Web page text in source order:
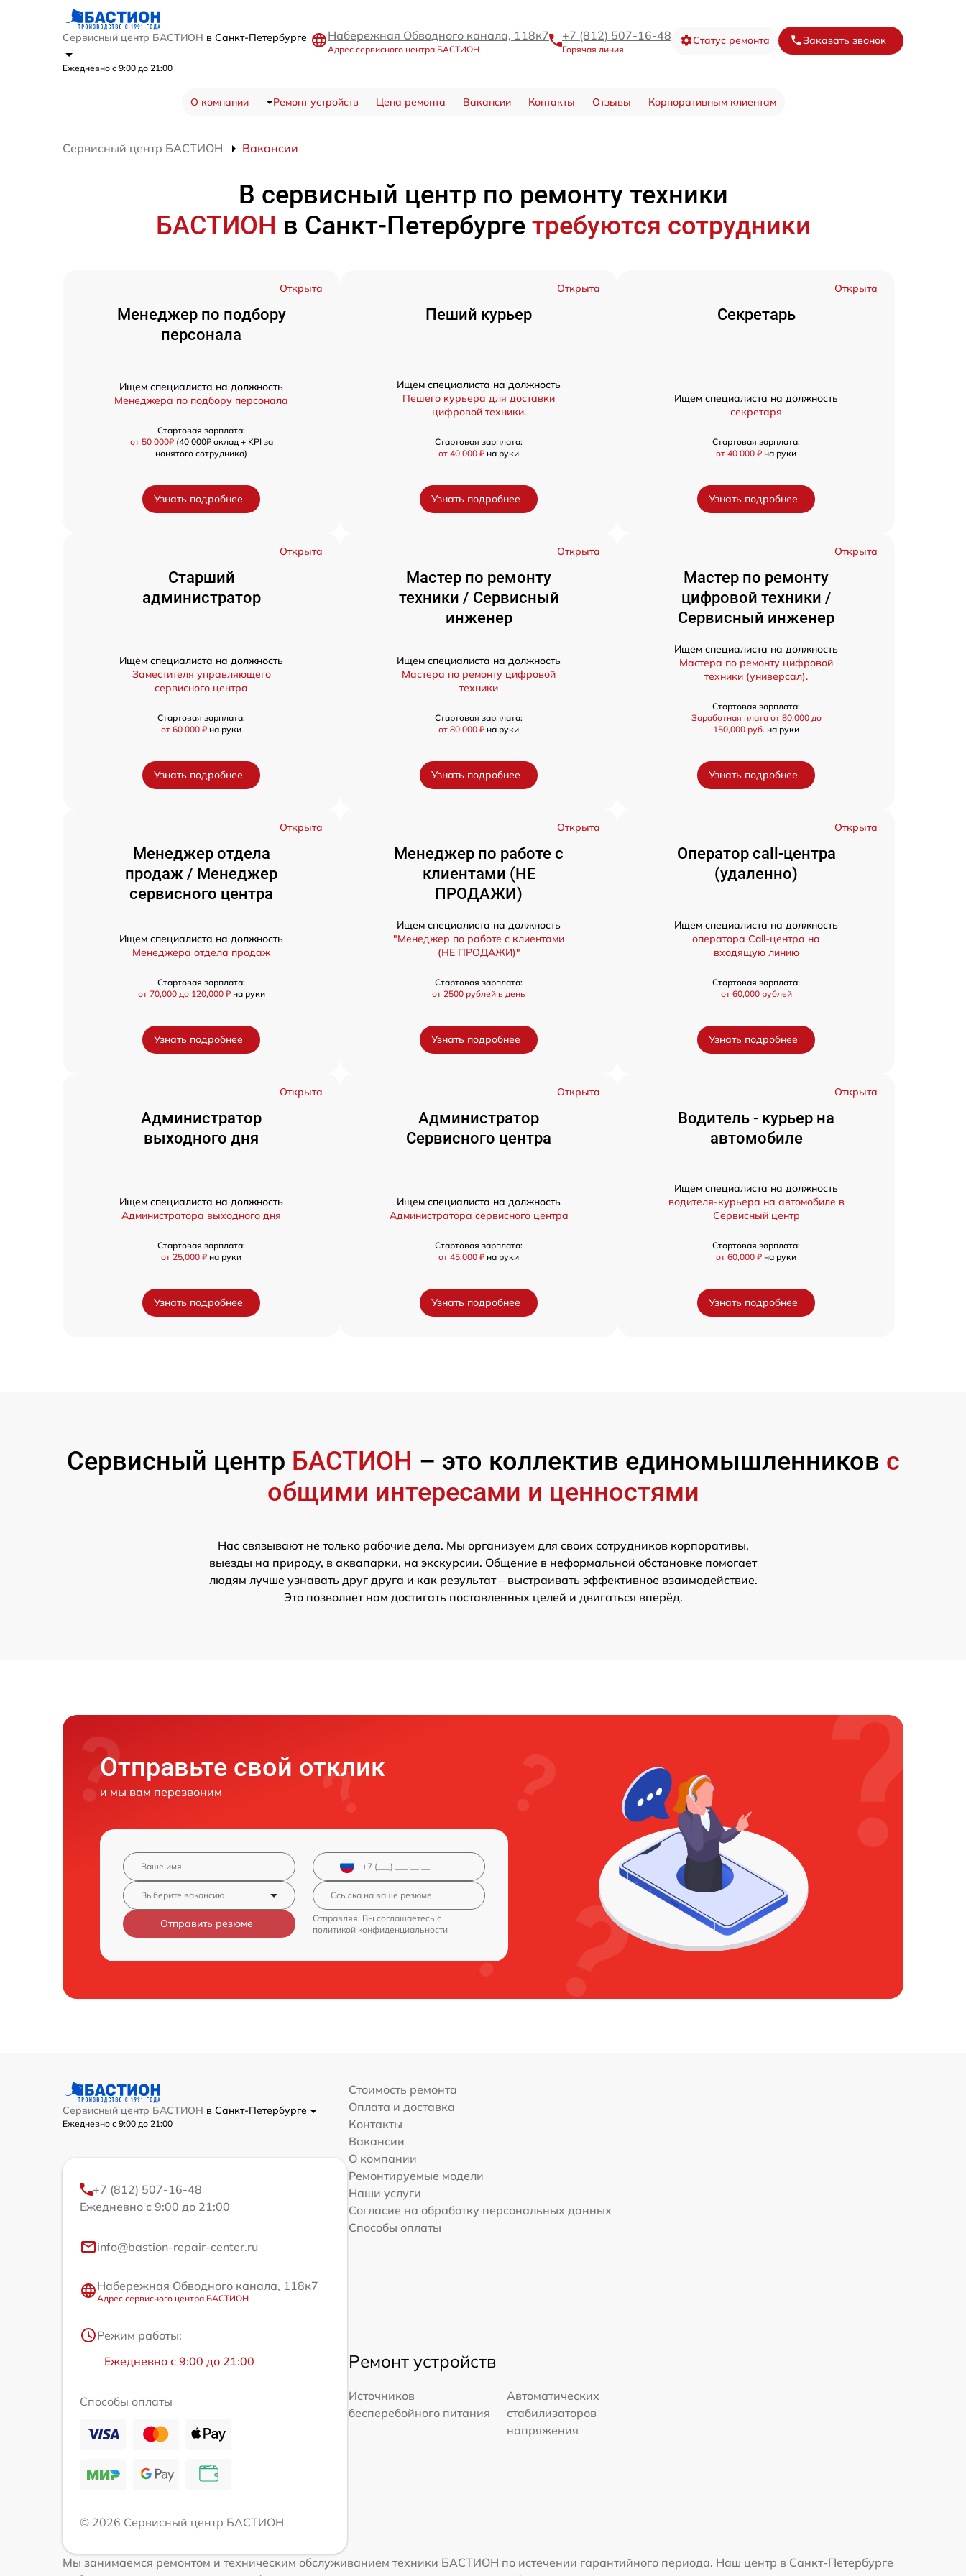
Сервисный центр БАСТИОН в Санкт-Петербурге
Ежедневно с 9:00 до 21:00
Набережная Обводного канала, 118к7
Адрес сервисного центра БАСТИОН
+7 (812) 507-16-48
Горячая линия
Статус ремонта Заказать звонок
О компании Ремонт устройств Цена ремонта Вакансии Контакты Отзывы Корпоративным клиентам
Сервисный центр БАСТИОН Вакансии
В сервисный центр по ремонту техники
БАСТИОН в Санкт-Петербурге требуются сотрудники
Открыта
Менеджер по подбору
персонала
Ищем специалиста на должность
Менеджера по подбору персонала
Стартовая зарплата:
от 50 000₽(40 000₽ оклад + KPI за
нанятого сотрудника)
Узнать подробнее
Открыта
Пеший курьер
Ищем специалиста на должность
Пешего курьера для доставки
цифровой техники.
Стартовая зарплата:
от 40 000 ₽ на руки
Узнать подробнее
Открыта
Секретарь
Ищем специалиста на должность
секретаря
Стартовая зарплата:
от 40 000 ₽ на руки
Узнать подробнее
Открыта
Старший
администратор
Ищем специалиста на должность
Заместителя управляющего
сервисного центра
Стартовая зарплата:
от 60 000 ₽ на руки
Узнать подробнее
Открыта
Мастер по ремонту
техники / Сервисный
инженер
Ищем специалиста на должность
Мастера по ремонту цифровой
техники
Стартовая зарплата:
от 80 000 ₽ на руки
Узнать подробнее
Открыта
Мастер по ремонту
цифровой техники /
Сервисный инженер
Ищем специалиста на должность
Мастера по ремонту цифровой
техники (универсал).
Стартовая зарплата:
Заработная плата от 80,000 до
150,000 руб. на руки
Узнать подробнее
Открыта
Менеджер отдела
продаж / Менеджер
сервисного центра
Ищем специалиста на должность
Менеджера отдела продаж
Стартовая зарплата:
от 70,000 до 120,000 ₽ на руки
Узнать подробнее
Открыта
Менеджер по работе с
клиентами (НЕ
ПРОДАЖИ)
Ищем специалиста на должность
"Менеджер по работе с клиентами
(НЕ ПРОДАЖИ)"
Стартовая зарплата:
от 2500 рублей в день
Узнать подробнее
Открыта
Оператор call-центра
(удаленно)
Ищем специалиста на должность
оператора Call-центра на
входящую линию
Стартовая зарплата:
от 60,000 рублей
Узнать подробнее
Открыта
Администратор
выходного дня
Ищем специалиста на должность
Администратора выходного дня
Стартовая зарплата:
от 25,000 ₽ на руки
Узнать подробнее
Открыта
Администратор
Сервисного центра
Ищем специалиста на должность
Администратора сервисного центра
Стартовая зарплата:
от 45,000 ₽ на руки
Узнать подробнее
Открыта
Водитель - курьер на
автомобиле
Ищем специалиста на должность
водителя-курьера на автомобиле в
Сервисный центр
Стартовая зарплата:
от 60,000 ₽ на руки
Узнать подробнее
Сервисный центр БАСТИОН – это коллектив единомышленников с
общими интересами и ценностями
Нас связывают не только рабочие дела. Мы организуем для своих сотрудников корпоративы,
выезды на природу, в аквапарки, на экскурсии. Общение в неформальной обстановке помогает
людям лучше узнавать друг друга и как результат – выстраивать эффективное взаимодействие.
Это позволяет нам достигать поставленных целей и двигаться вперёд.
Отправьте свой отклик
и мы вам перезвоним
Отправить резюме
Отправляя, Вы соглашаетесь с
политикой конфиденциальности
Сервисный центр БАСТИОН в Санкт-Петербурге
Ежедневно с 9:00 до 21:00
+7 (812) 507-16-48
Ежедневно с 9:00 до 21:00
info@bastion-repair-center.ru
Набережная Обводного канала, 118к7
Адрес сервисного центра БАСТИОН
Режим работы:
Ежедневно с 9:00 до 21:00
Способы оплаты
© 2026 Сервисный центр БАСТИОН
Стоимость ремонта
Оплата и доставка
Контакты
Вакансии
О компании
Ремонтируемые модели
Наши услуги
Согласие на обработку персональных данных
Способы оплаты
Ремонт устройств
Источников
бесперебойного питания
Автоматических
стабилизаторов
напряжения
Мы занимаемся ремонтом и техническим обслуживанием техники БАСТИОН по истечении гарантийного периода. Наш центр в Санкт-Петербурге